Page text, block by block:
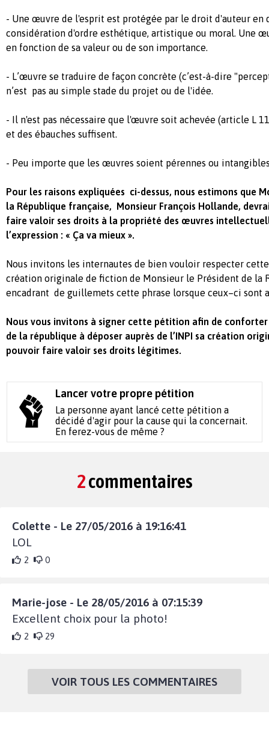
- Une œuvre de l'esprit est protégée par le droit d'auteur en
considération d'ordre esthétique, artistique ou moral. Une
en fonction de sa valeur ou de son importance.
- L’œuvre se traduire de façon concrète (c’est-à-dire
n’est pas au simple stade du projet ou de l'idée.
- Il n'est pas nécessaire que l'œuvre soit achevée (article L
et des ébauches suffisent.
- Peu importe que les œuvres soient pérennes ou
Pour les raisons expliquées ci-dessus, nous estimons que
la République française, Monsieur François Hollande,
faire valoir ses droits à la propriété des œuvres
l’expression : « Ça va mieux ».
Nous invitons les internautes de bien vouloir respecter
création originale de fiction de Monsieur le Président de la
encadrant de guillemets cette phrase lorsque ceux–ci sont
Nous vous invitons à signer cette pétition afin de
de la république à déposer auprès de l’INPI sa création
pouvoir faire valoir ses droits légitimes.
Lancer votre propre pétition
La personne ayant lancé cette pétition a
décidé d'agir pour la cause qui la concernait.
En ferez-vous de même ?
2commentaires
Colette - Le 27/05/2016 à 19:16:41
LOL
2 0
Marie-jose - Le 28/05/2016 à 07:15:39
Excellent choix pour la photo!
2 29
VOIR TOUS LES COMMENTAIRES